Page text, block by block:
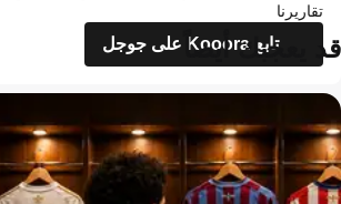
تقاريرنا
تابع Kooora على جوجل
قد يعجبك أيضاً